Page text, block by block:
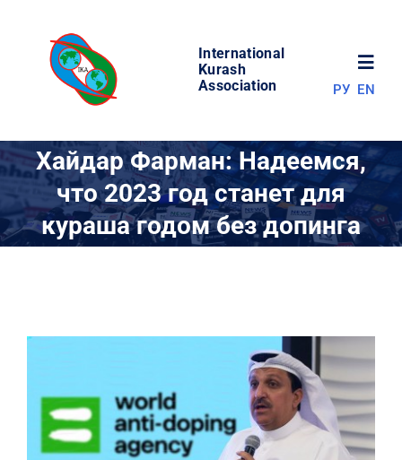
content
International
Kurash
Association
МИР КУРАША
КОНТАКТЫ
РУ EN
Хайдар Фарман: Надеемся,
что 2023 год станет для
кураша годом без допинга